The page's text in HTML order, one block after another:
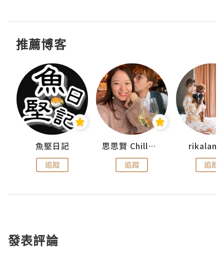
推薦博客
魚堅日記
追蹤
思思賢 ChillMyBabe
追蹤 追蹤
發表評論